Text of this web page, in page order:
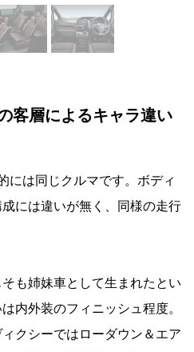
客層によるキャラ違い
には同じクルマです。ボディ
には違いが無く、同様の走行
も姉妹車として生まれたとい
内外装のフィニッシュ程度。
クシーではローダウン＆エア